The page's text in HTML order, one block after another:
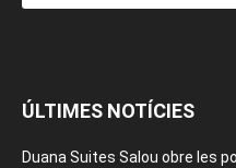
ÚLTIMES NOTÍCIES
Duana Suites Salou obre les